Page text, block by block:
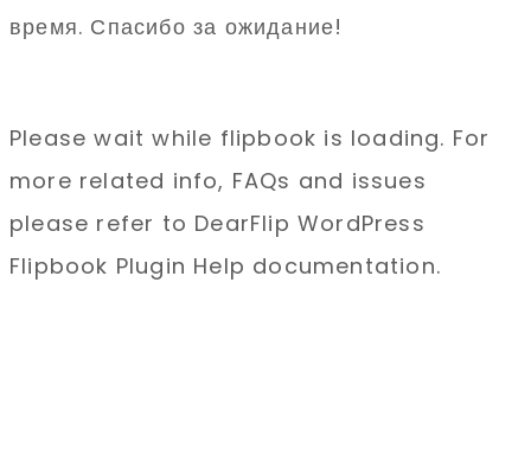
время. Спасибо за ожидание!
Please wait while flipbook is loading. For
more related info, FAQs and issues
please refer to DearFlip WordPress
Flipbook Plugin Help documentation.